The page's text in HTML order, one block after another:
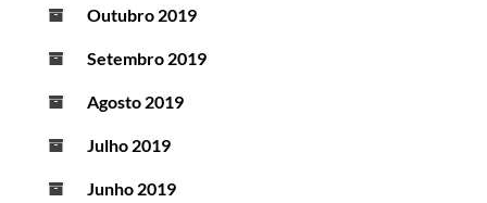
Outubro 2019
Setembro 2019
Agosto 2019
Julho 2019
Junho 2019